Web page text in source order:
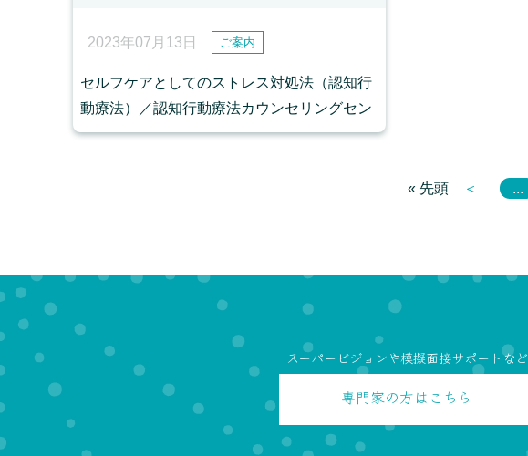
2023年07月13日 ご案内
セルフケアとしてのストレス対処法（認知行
動療法）／認知行動療法カウンセリングセン
ター広島店
« 先頭 ＜ ...
スーパービジョンや模擬面接サポートなど
専門家の方はこちら